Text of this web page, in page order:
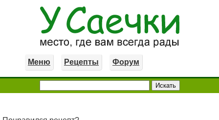
Меню Рецепты Форум